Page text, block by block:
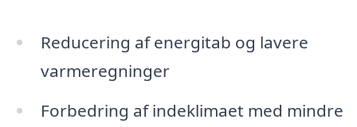
Reducering af energitab og lavere
varmeregninger
Forbedring af indeklimaet med mindre